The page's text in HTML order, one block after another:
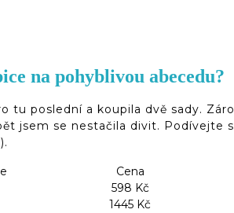
na pohyblivou abecedu?
tu poslední a koupila dvě sady.
jsem se nestačila divit. Podívejte
Cena
598 Kč
1445 Kč